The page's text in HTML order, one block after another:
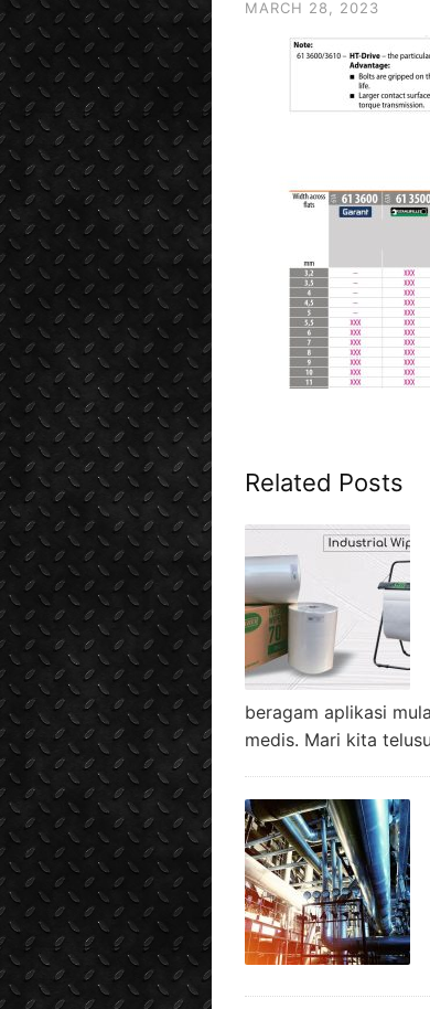
MARCH 28, 2023
Related Posts
beragam aplikasi
medis. Mari kita